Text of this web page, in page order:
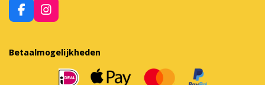
F
a
e
b
I
n
a
Betaalmogelijkheden